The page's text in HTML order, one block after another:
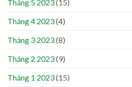
Tháng 5 2023(15)
Tháng 4 2023(4)
Tháng 3 2023(8)
Tháng 2 2023(9)
Tháng 1 2023(15)